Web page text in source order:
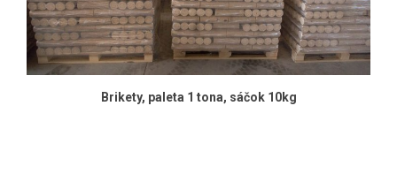
Brikety, paleta 1 tona, sáčok 10kg